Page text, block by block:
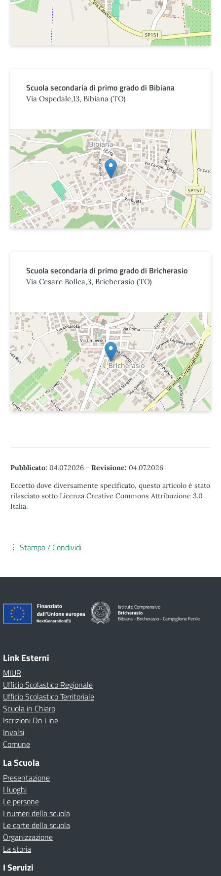
Scuola secondaria di primo grado di Bibiana
Via Ospedale,13, Bibiana (TO)
Scuola secondaria di primo grado di Bricherasio
Via Cesare Bollea,3, Bricherasio (TO)
Pubblicato: 04.07.2026 - Revisione: 04.07.2026
Eccetto dove diversamente specificato, questo articolo è stato
rilasciato sotto Licenza Creative Commons Attribuzione 3.0
Italia.
Stampa / Condividi
Istituto Comprensivo
Bricherasio
Bibiana - Bricherasio - Campiglione Fenile
Link Esterni
MIUR
Ufficio Scolastico Regionale
Ufficio Scolastico Territoriale
Scuola in Chiaro
Iscrizioni On Line
Invalsi
Comune
La Scuola
Presentazione
I luoghi
Le persone
I numeri della scuola
Le carte della scuola
Organizzazione
La storia
I Servizi